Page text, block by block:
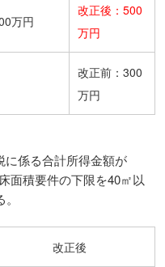
万円
改正後：500
万円
改正前：300
万円
に係る合計所得金額が
面積要件の下限を40㎡以
改正後